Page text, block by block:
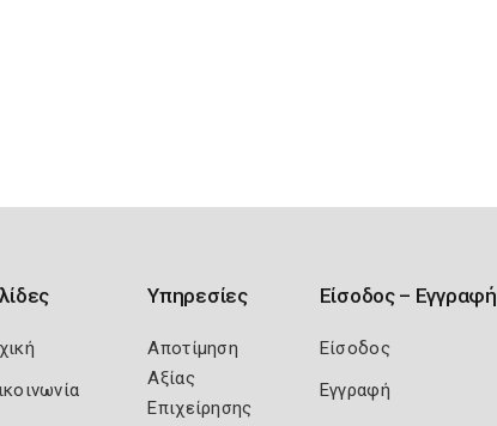
Υπηρεσίες
Αποτίμηση
Αξίας
Επιχείρησης
Είσοδος – Εγγραφή
Είσοδος
Εγγραφή